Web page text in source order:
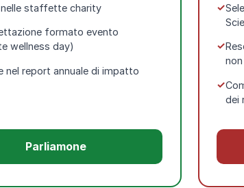
nelle staffette charity
formato evento
wellness day)
nel report annuale di impatto
Parliamone
dei